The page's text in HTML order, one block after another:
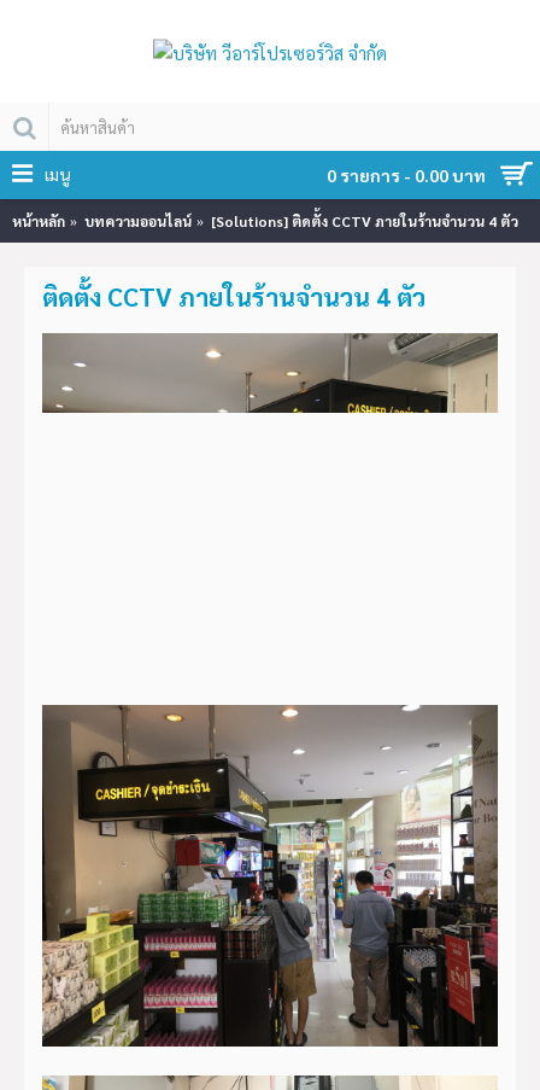
0 รายการ - 0.00 บาท
เมนู
หน้าหลัก บทความออนไลน์ [Solutions] ติดตั้ง CCTV ภายในร้านจำนวน 4 ตัว
ติดตั้ง CCTV ภายในร้านจำนวน 4 ตัว